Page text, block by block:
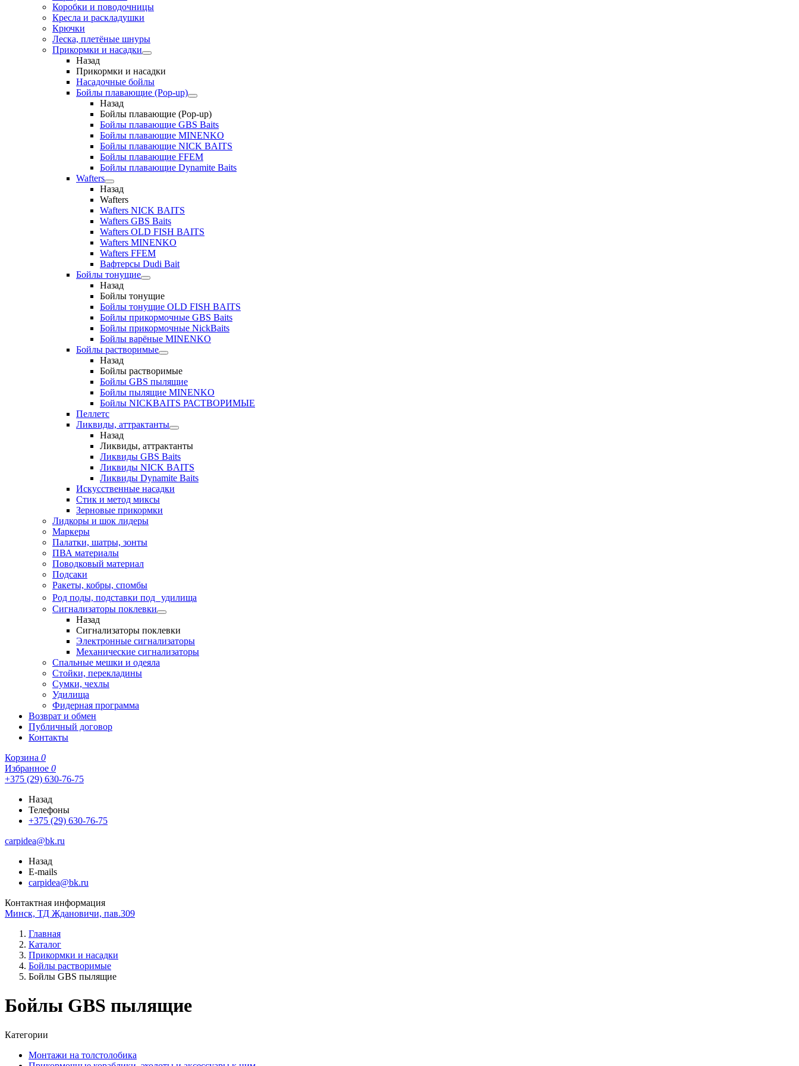
Коробки и поводочницы
Кресла и раскладушки
Крючки
Леска, плетёные шнуры
Прикормки и насадки
Назад
Прикормки и насадки
Насадочные бойлы
Бойлы плавающие (Pop-up)
Назад
Бойлы плавающие (Pop-up)
Бойлы плавающие GBS Baits
Бойлы плавающие MINENKO
Бойлы плавающие NICK BAITS
Бойлы плавающие FFEM
Бойлы плавающие Dynamite Baits
Wafters
Назад
Wafters
Wafters NICK BAITS
Wafters GBS Baits
Wafters OLD FISH BAITS
Wafters MINENKO
Wafters FFEM
Вафтерсы Dudi Bait
Бойлы тонущие
Назад
Бойлы тонущие
Бойлы тонущие OLD FISH BAITS
Бойлы прикормочные GBS Baits
Бойлы прикормочные NickBaits
Бойлы варёные MINENKO
Бойлы растворимые
Назад
Бойлы растворимые
Бойлы GBS пылящие
Бойлы пылящие MINENKO
Бойлы NICKBAITS РАСТВОРИМЫЕ
Пеллетс
Ликвиды, аттрактанты
Назад
Ликвиды, аттрактанты
Ликвиды GBS Baits
Ликвиды NICK BAITS
Ликвиды Dynamite Baits
Искусственные насадки
Стик и метод миксы
Зерновые прикормки
Лидкоры и шок лидеры
Маркеры
Палатки, шатры, зонты
ПВА материалы
Поводковый материал
Подсаки
Ракеты, кобры, спомбы
Род поды, подставки под удилища
Сигнализаторы поклевки
Назад
Сигнализаторы поклевки
Электронные сигнализаторы
Механические сигнализаторы
Спальные мешки и одеяла
Стойки, перекладины
Сумки, чехлы
Удилища
Фидерная программа
Возврат и обмен
Публичный договор
Контакты
Корзина 0
Избранное 0
+375 (29) 630-76-75
Назад
Телефоны
+375 (29) 630-76-75
carpidea@bk.ru
Назад
E-mails
carpidea@bk.ru
Контактная информация
Минск, ТД Ждановичи, пав.309
Главная
Каталог
Прикормки и насадки
Бойлы растворимые
Бойлы GBS пылящие
Бойлы GBS пылящие
Категории
Монтажи на толстолобика